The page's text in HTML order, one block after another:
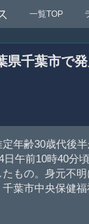
一覧TOP
県千葉市で
年齢30歳代後
日午前10時40分
もの。身元不
葉市中央保健